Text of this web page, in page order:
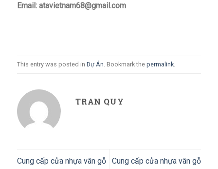
Email: atavietnam68@gmail.com
This entry was posted in Dự Án . Bookmark the permalink
TRAN QUY
Cung cấp cửa nhựa vân gỗ
Cung cấp cửa nhựa vân gỗ